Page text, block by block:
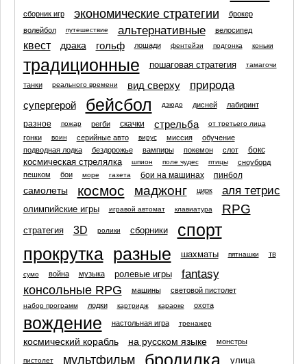
сборник игр экономические стратегии
брокер
волейбол
путешествие альтернативные велосипед
квест драка гольф лошади фентейзи подгонка коньки
традиционные пошаговая стратегия тамагочи
танки реального времени вид сверху природа
супергерой бейсбол дзюдо дисней лабиринт
разное пожар регби скачки стрельба от третьего лица
гонки воин серийные авто вирус миссия
обучение
подводная лодка
бездорожье вампиры покемон слот бокс
космическая стрелялка шпион поле чудес птицы
сноуборд
пешком
бои море газета бои на машинах пинбол
самолеты космос маджонг цирк аля тетрис
олимпийские игры игравой автомат клавиатура RPG
стратегия 3D ролики сборники
спорт
прокрутка разные шахматы пятнашки тв
сумо война музыка ролевые игры fantasy
консольные RPG машины световой пистолет
набор программ лодки картридж караоке охота
вождение настольная игра тренажер
космический корабль на русском языке монстры
пистолет мультфильм бродилка улица